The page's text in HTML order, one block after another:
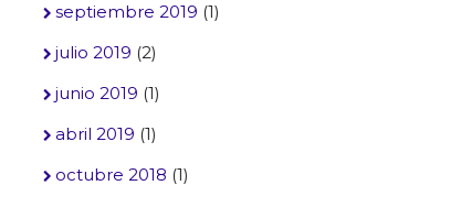
septiembre 2019 (1)
julio 2019 (2)
junio 2019 (1)
abril 2019 (1)
octubre 2018 (1)